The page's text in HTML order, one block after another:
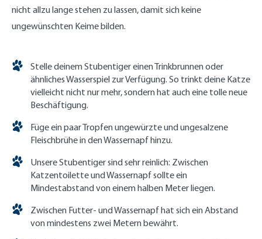
nicht allzu lange stehen zu lassen, damit sich keine
ungewünschten Keime bilden.
Stelle deinem Stubentiger einen Trinkbrunnen oder
ähnliches Wasserspiel zur Verfügung. So trinkt deine Katze
vielleicht nicht nur mehr, sondern hat auch eine tolle neue
Beschäftigung.
Füge ein paar Tropfen ungewürzte und ungesalzene
Fleischbrühe in den Wassernapf hinzu.
Unsere Stubentiger sind sehr reinlich: Zwischen
Katzentoilette und Wassernapf sollte ein
Mindestabstand von einem halben Meter liegen.
Zwischen Futter- und Wassernapf hat sich ein Abstand
von mindestens zwei Metern bewährt.